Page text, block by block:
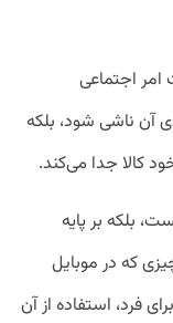
اجتماعی
آن ناشی شود، بلکه
کالا جدا می‌کند.
بلکه بر پایه
که در موبایل
فرد، استفاده از آن